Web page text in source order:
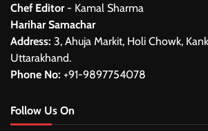
Chef Editor- Kamal Sharma
Harihar Samachar
Address: 3, Ahuja Markit, Holi Chowk,
Uttarakhand.
Phone No: +91-9897754078
Follow Us On